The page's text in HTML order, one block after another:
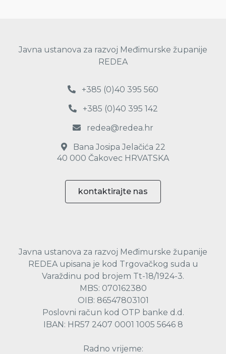
Javna ustanova za razvoj Međimurske županije
REDEA
+385 (0)40 395 560
+385 (0)40 395 142
redea@redea.hr
Bana Josipa Jelačića 22
40 000 Čakovec HRVATSKA
kontaktirajte nas
Javna ustanova za razvoj Međimurske županije
REDEA upisana je kod Trgovačkog suda u
Varaždinu pod brojem Tt-18/1924-3.
MBS: 070162380
OIB: 86547803101
Poslovni račun kod OTP banke d.d.
IBAN: HR57 2407 0001 1005 5646 8
Radno vrijeme: